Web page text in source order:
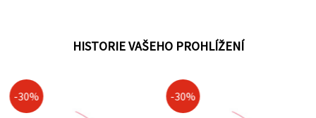
HISTORIE VAŠEHO PROHLÍŽENÍ
-30% -30%